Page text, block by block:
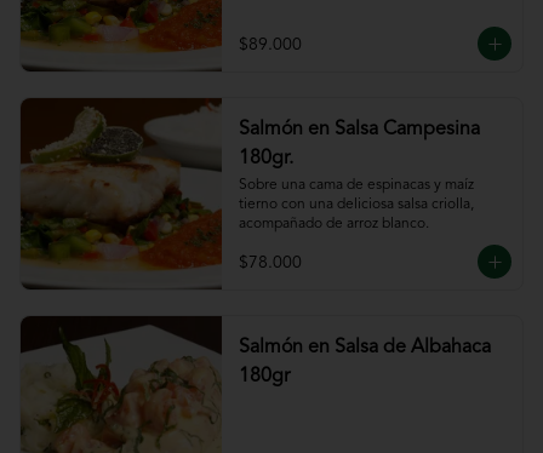
$89.000
Salmón en Salsa Campesina
180gr.
Sobre una cama de espinacas y maíz
tierno con una deliciosa salsa criolla,
acompañado de arroz blanco.
$78.000
Salmón en Salsa de Albahaca
180gr